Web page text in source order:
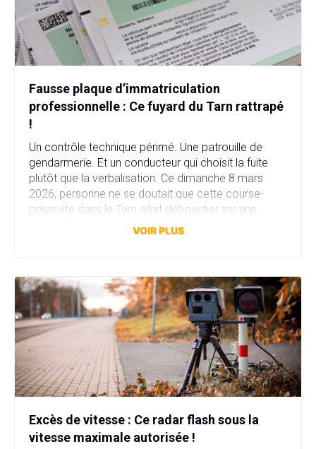
Fausse plaque d’immatriculation
professionnelle : Ce fuyard du Tarn rattrapé
!
Un contrôle technique périmé. Une patrouille de
gendarmerie. Et un conducteur qui choisit la fuite
plutôt que la verbalisation. Ce dimanche 8 mars
2026, personne ne se doutait que cette course-
poursuite dans le Tarn allait déboucher sur une
affaire bien plus sérieuse que prévu. Fausse plaque
VOIR PLUS
Excès de vitesse : Ce radar flash sous la
vitesse maximale autorisée !